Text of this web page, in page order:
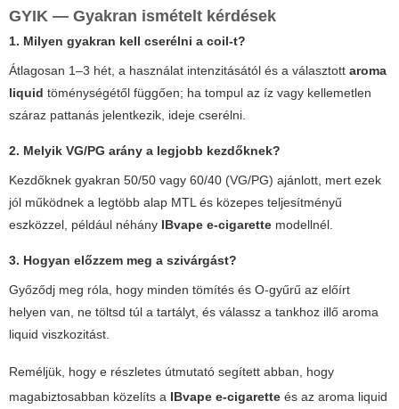
GYIK — Gyakran ismételt kérdések
1. Milyen gyakran kell cserélni a coil-t?
Átlagosan 1–3 hét, a használat intenzitásától és a választott aroma
liquid töménységétől függően; ha tompul az íz vagy kellemetlen
száraz pattanás jelentkezik, ideje cserélni.
2. Melyik VG/PG arány a legjobb kezdőknek?
Kezdőknek gyakran 50/50 vagy 60/40 (VG/PG) ajánlott, mert ezek
jól működnek a legtöbb alap MTL és közepes teljesítményű
eszközzel, például néhány IBvape e-cigarette modellnél.
3. Hogyan előzzem meg a szivárgást?
Győződj meg róla, hogy minden tömítés és O-gyűrű az előírt
helyen van, ne töltsd túl a tartályt, és válassz a tankhoz illő aroma
liquid viszkozitást.
Reméljük, hogy e részletes útmutató segített abban, hogy
magabiztosabban közelíts a IBvape e-cigarette és az aroma liquid